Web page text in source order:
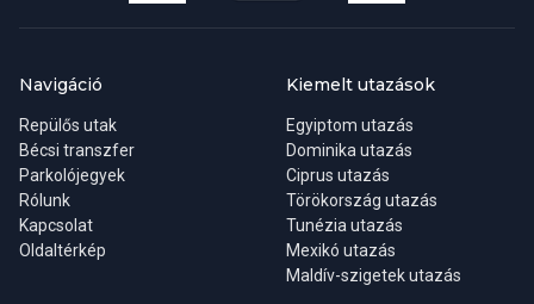
Navigáció
Repülős utak
Bécsi transzfer
Parkolójegyek
Rólunk
Kapcsolat
Oldaltérkép
Kiemelt utazások
Egyiptom utazás
Dominika utazás
Ciprus utazás
Törökország utazás
Tunézia utazás
Mexikó utazás
Maldív-szigetek utazás